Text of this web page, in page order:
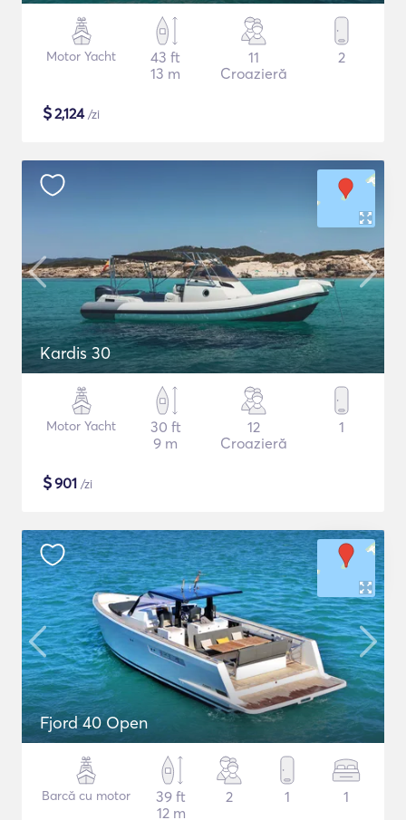
Motor Yacht
43 ft
13 m
11
Croazieră
2
$2,124/zi
Kardis 30
Motor Yacht
30 ft
9 m
12
Croazieră
1
$901 /zi
Fjord 40 Open
Barcă cu motor
39 ft
12 m
2 1 1